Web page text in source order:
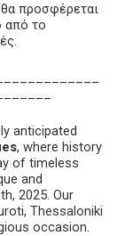
προσφέρεται
από το
anticipated
, where history
of timeless
and
2025. Our
Thessaloniki
occasion.